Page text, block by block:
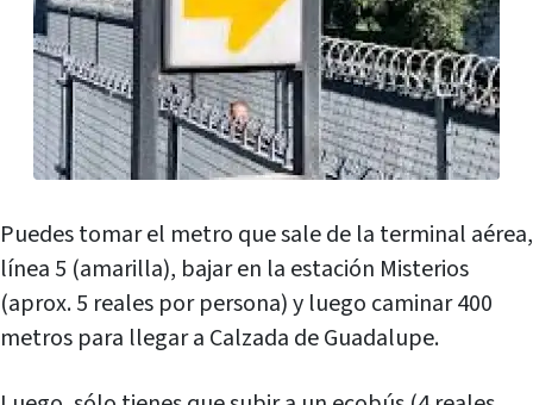
Puedes tomar el metro que sale de la terminal aérea,
línea 5 (amarilla), bajar en la estación Misterios
(aprox. 5 reales por persona) y luego caminar 400
metros para llegar a Calzada de Guadalupe.